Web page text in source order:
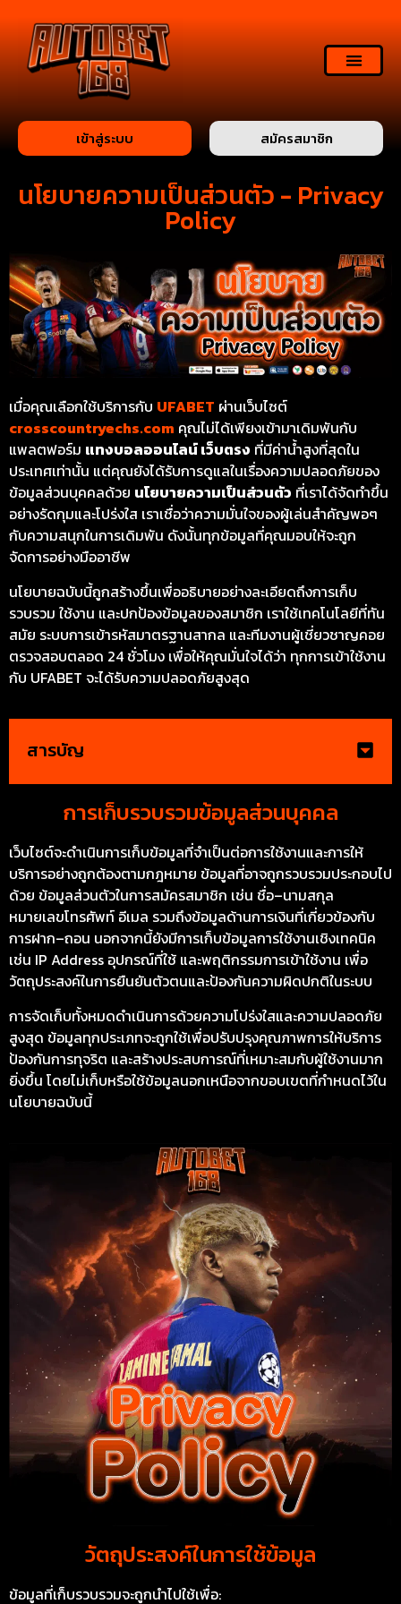
เข้าสู่ระบบ สมัครสมาชิก
นโยบายความเป็นส่วนตัว - Privacy
Policy
เมื่อคุณเลือกใช้บริการกับ UFABET ผ่านเว็บไซต์
crosscountryechs.com คุณไม่ได้เพียงเข้ามาเดิมพันกับ
แพลตฟอร์ม แทงบอลออนไลน์ เว็บตรง ที่มีค่าน้ำสูงที่สุดใน
ประเทศเท่านั้น แต่คุณยังได้รับการดูแลในเรื่องความปลอดภัยของ
ข้อมูลส่วนบุคคลด้วย นโยบายความเป็นส่วนตัว ที่เราได้จัดทำขึ้น
อย่างรัดกุมและโปร่งใส เราเชื่อว่าความมั่นใจของผู้เล่นสำคัญพอๆ
กับความสนุกในการเดิมพัน ดังนั้นทุกข้อมูลที่คุณมอบให้จะถูก
จัดการอย่างมืออาชีพ
นโยบายฉบับนี้ถูกสร้างขึ้นเพื่ออธิบายอย่างละเอียดถึงการเก็บ
รวบรวม ใช้งาน และปกป้องข้อมูลของสมาชิก เราใช้เทคโนโลยีที่ทัน
สมัย ระบบการเข้ารหัสมาตรฐานสากล และทีมงานผู้เชี่ยวชาญคอย
ตรวจสอบตลอด 24 ชั่วโมง เพื่อให้คุณมั่นใจได้ว่า ทุกการเข้าใช้งาน
กับ UFABET จะได้รับความปลอดภัยสูงสุด
สารบัญ
การเก็บรวบรวมข้อมูลส่วนบุคคล
เว็บไซต์จะดำเนินการเก็บข้อมูลที่จำเป็นต่อการใช้งานและการให้
บริการอย่างถูกต้องตามกฎหมาย ข้อมูลที่อาจถูกรวบรวมประกอบไป
ด้วย ข้อมูลส่วนตัวในการสมัครสมาชิก เช่น ชื่อ–นามสกุล
หมายเลขโทรศัพท์ อีเมล รวมถึงข้อมูลด้านการเงินที่เกี่ยวข้องกับ
การฝาก–ถอน นอกจากนี้ยังมีการเก็บข้อมูลการใช้งานเชิงเทคนิค
เช่น IP Address อุปกรณ์ที่ใช้ และพฤติกรรมการเข้าใช้งาน เพื่อ
วัตถุประสงค์ในการยืนยันตัวตนและป้องกันความผิดปกติในระบบ
การจัดเก็บทั้งหมดดำเนินการด้วยความโปร่งใสและความปลอดภัย
สูงสุด ข้อมูลทุกประเภทจะถูกใช้เพื่อปรับปรุงคุณภาพการให้บริการ
ป้องกันการทุจริต และสร้างประสบการณ์ที่เหมาะสมกับผู้ใช้งานมาก
ยิ่งขึ้น โดยไม่เก็บหรือใช้ข้อมูลนอกเหนือจากขอบเขตที่กำหนดไว้ใน
นโยบายฉบับนี้
วัตถุประสงค์ในการใช้ข้อมูล
ข้อมูลที่เก็บรวบรวมจะถูกนำไปใช้เพื่อ: